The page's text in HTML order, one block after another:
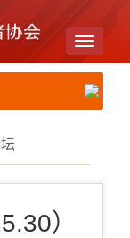
Toggle
）